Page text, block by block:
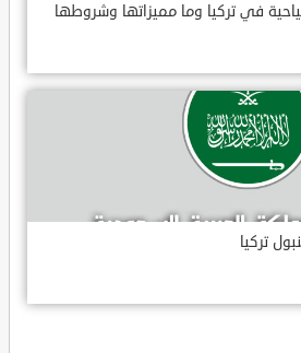
في تركيا وما مميزاتها وشروطها
تركيا